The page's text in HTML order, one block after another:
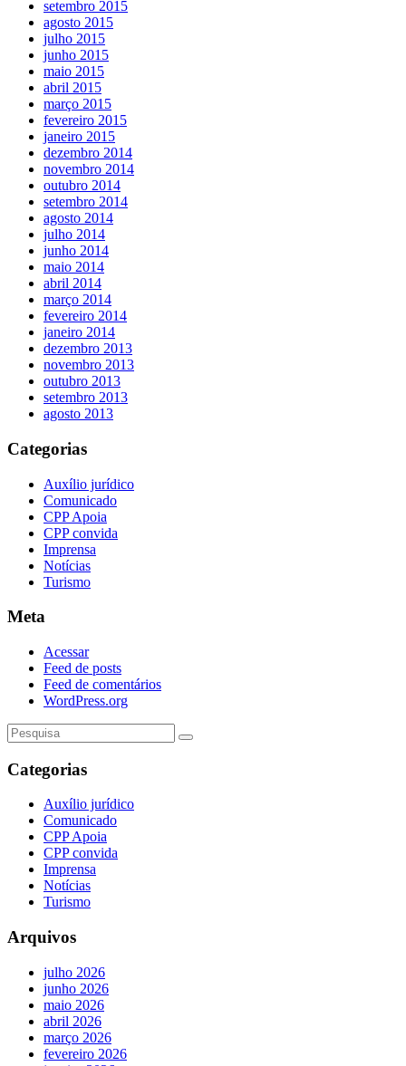
setembro 2015
agosto 2015
julho 2015
junho 2015
maio 2015
abril 2015
março 2015
fevereiro 2015
janeiro 2015
dezembro 2014
novembro 2014
outubro 2014
setembro 2014
agosto 2014
julho 2014
junho 2014
maio 2014
abril 2014
março 2014
fevereiro 2014
janeiro 2014
dezembro 2013
novembro 2013
outubro 2013
setembro 2013
agosto 2013
Categorias
Auxílio jurídico
Comunicado
CPP Apoia
CPP convida
Imprensa
Notícias
Turismo
Meta
Acessar
Feed de posts
Feed de comentários
WordPress.org
Categorias
Auxílio jurídico
Comunicado
CPP Apoia
CPP convida
Imprensa
Notícias
Turismo
Arquivos
julho 2026
junho 2026
maio 2026
abril 2026
março 2026
fevereiro 2026